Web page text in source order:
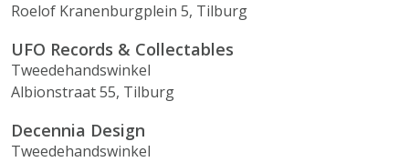
Roelof Kranenburgplein 5, Tilburg
UFO Records & Collectables
Tweedehandswinkel
Albionstraat 55, Tilburg
Decennia Design
Tweedehandswinkel